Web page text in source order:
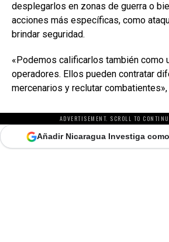
desplegarlos en zonas de guerra o
acciones más específicas, como
brindar seguridad.
«Podemos calificarlos también como
operadores. Ellos pueden contratar
mercenarios y reclutar combatientes»,
ADVERTISEMENT. SCROLL TO
Añadir Nicaragua Investiga